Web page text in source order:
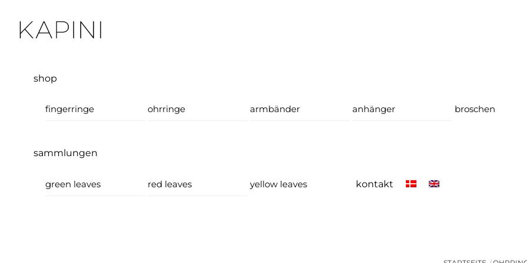
content
shop
fingerringe ohrringe armbänder anhänger broschen
sammlungen
green leaves red leaves yellow leaves kontakt